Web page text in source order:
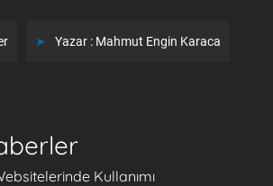
Yazar : Mahmut Engin Karaca
Kullanımı